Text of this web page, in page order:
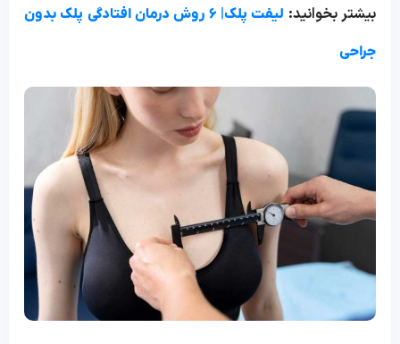
بیشتر بخوانید: لیفت پلک| ۶ روش درمان افتادگی پلک بدون
جراحی